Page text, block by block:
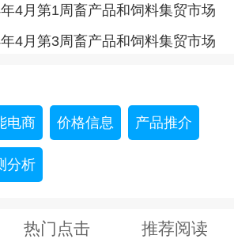
4月第1周畜产品和饲料集贸市场
4月第3周畜产品和饲料集贸市场
电商 价格信息 产品推介
分析
热门点击 推荐阅读